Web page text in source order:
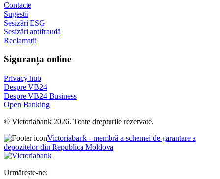
Contacte
Sugestii
Sesizări ESG
Sesizări antifraudă
Reclamații
Siguranța online
Privacy hub
Despre VB24
Despre VB24 Business
Open Banking
© Victoriabank 2026. Toate drepturile rezervate.
Victoriabank - membră a schemei de garantare a
depozitelor din Republica Moldova
Urmărește-ne: